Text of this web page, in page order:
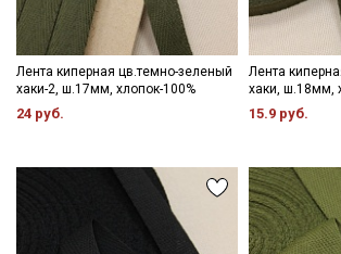
Лента киперная цв.темно-зеленый
хаки-2, ш.17мм, хлопок-100%
24 руб.
Лента
хаки, ш.18мм,
15.9 руб.